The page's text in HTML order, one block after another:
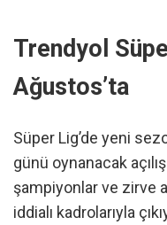
Trendyol
Ağustos’ta
Süper Lig’de yeni
günü oynanacak
şampiyonlar ve zirve
iddialı kadrolarıyla